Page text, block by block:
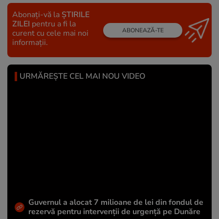
Abonați-vă la ȘTIRILE
ZILEI pentru a fi la
curent cu cele mai noi
informații.
ABONEAZĂ-TE
URMĂREȘTE CEL MAI NOU VIDEO
Guvernul a alocat 7 milioane de lei din fondul de
rezervă pentru intervenții de urgență pe Dunăre